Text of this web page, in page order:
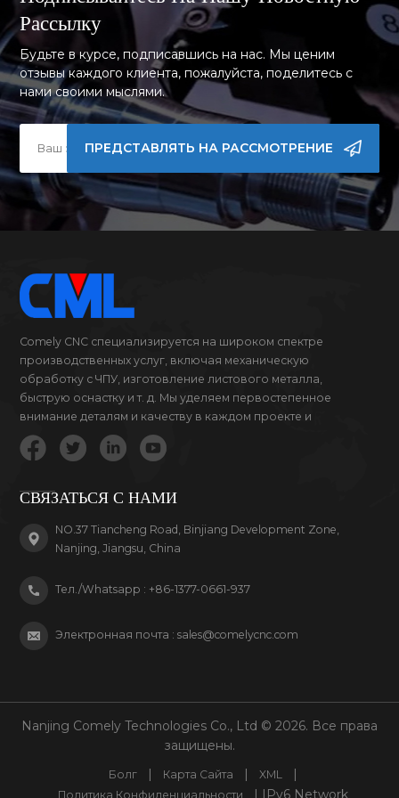
Рассылку
Будьте в курсе, подписавшись на нас. Мы ценим
отзывы каждого клиента, пожалуйста, поделитесь с
нами своими мыслями.
ПРЕДСТАВЛЯТЬ НА РАССМОТРЕНИЕ
Comely CNC специализируется на широком спектре
производственных услуг, включая механическую
обработку с ЧПУ, изготовление листового металла,
быструю оснастку и т. д. Мы уделяем первостепенное
внимание деталям и качеству в каждом проекте и
продукте, за который мы беремся.
СВЯЗАТЬСЯ С НАМИ
NO.37 Tiancheng Road, Binjiang Development Zone,
Nanjing, Jiangsu, China
Тел./Whatsapp : +86-1377-0661-937
Электронная почта :sales@comelycnc.com
Nanjing Comely Technologies Co., Ltd © 2026. Все права
защищены.
Болг Карта Сайта XML
Политика Конфиденциальности